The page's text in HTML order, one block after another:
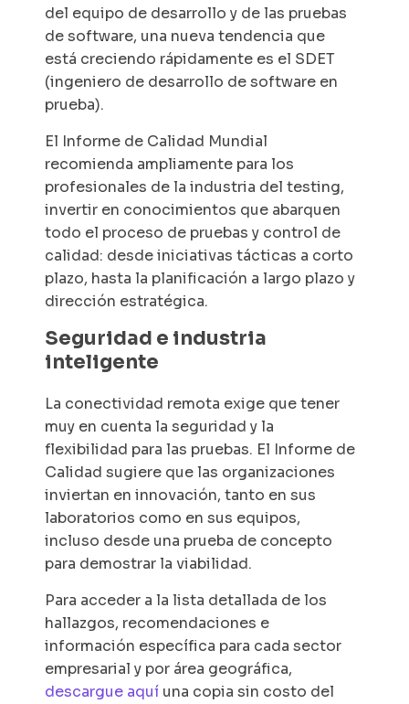
del equipo de desarrollo y de las pruebas
de software, una nueva tendencia que
está creciendo rápidamente es el SDET
(ingeniero de desarrollo de software en
prueba).
El Informe de Calidad Mundial
recomienda ampliamente para los
profesionales de la industria del testing,
invertir en conocimientos que abarquen
todo el proceso de pruebas y control de
calidad: desde iniciativas tácticas a corto
plazo, hasta la planificación a largo plazo y
dirección estratégica.
Seguridad e industria
inteligente
La conectividad remota exige que tener
muy en cuenta la seguridad y la
flexibilidad para las pruebas. El Informe de
Calidad sugiere que las organizaciones
inviertan en innovación, tanto en sus
laboratorios como en sus equipos,
incluso desde una prueba de concepto
para demostrar la viabilidad.
Para acceder a la lista detallada de los
hallazgos, recomendaciones e
información específica para cada sector
empresarial y por área geográfica,
descargue aquí una copia sin costo del